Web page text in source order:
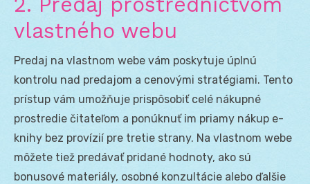
vlastného webu
Predaj na vlastnom webe vám poskytuje úplnú
kontrolu nad predajom a cenovými stratégiami. Tento
prístup vám umožňuje prispôsobiť celé nákupné
prostredie čitateľom a ponúknuť im priamy nákup e-
knihy bez provízií pre tretie strany. Na vlastnom webe
môžete tiež predávať pridané hodnoty, ako sú
bonusové materiály, osobné konzultácie alebo ďalšie